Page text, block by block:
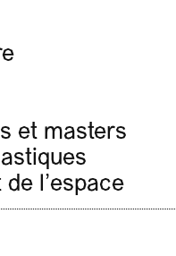
et masters
de l'espace